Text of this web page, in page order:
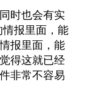
时也会有实
情报里面，能
报里面，能
得这就已经
非常不容易